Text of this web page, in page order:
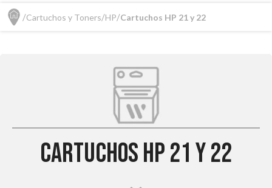
Cartuchos y Toners HP Cartuchos HP 21 y 22
Cartuchos HP 21 y 22